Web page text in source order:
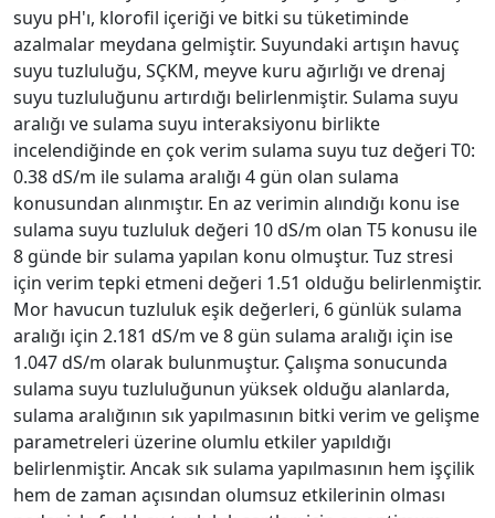
suyu pH'ı, klorofil içeriği ve bitki su tüketiminde
azalmalar meydana gelmiştir. Suyundaki artışın havuç
suyu tuzluluğu, SÇKM, meyve kuru ağırlığı ve drenaj
suyu tuzluluğunu artırdığı belirlenmiştir. Sulama suyu
aralığı ve sulama suyu interaksiyonu birlikte
incelendiğinde en çok verim sulama suyu tuz değeri T0:
0.38 dS/m ile sulama aralığı 4 gün olan sulama
konusundan alınmıştır. En az verimin alındığı konu ise
sulama suyu tuzluluk değeri 10 dS/m olan T5 konusu ile
8 günde bir sulama yapılan konu olmuştur. Tuz stresi
için verim tepki etmeni değeri 1.51 olduğu belirlenmiştir.
Mor havucun tuzluluk eşik değerleri, 6 günlük sulama
aralığı için 2.181 dS/m ve 8 gün sulama aralığı için ise
1.047 dS/m olarak bulunmuştur. Çalışma sonucunda
sulama suyu tuzluluğunun yüksek olduğu alanlarda,
sulama aralığının sık yapılmasının bitki verim ve gelişme
parametreleri üzerine olumlu etkiler yapıldığı
belirlenmiştir. Ancak sık sulama yapılmasının hem işçilik
hem de zaman açısından olumsuz etkilerinin olması